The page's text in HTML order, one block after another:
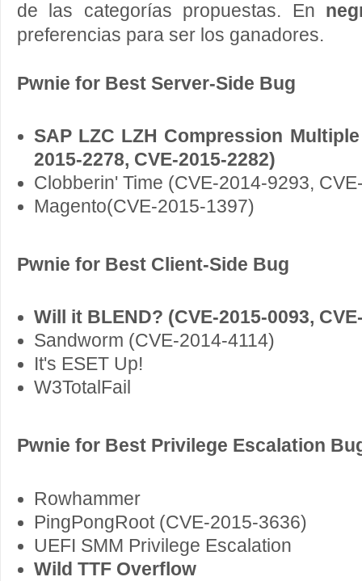
de las categorías propuestas. En
preferencias para ser los ganadores.
Pwnie for Best Server-Side Bug
SAP LZC LZH Compression
2015-2278, CVE-2015-2282)
Clobberin' Time (CVE-2014-9293,
Magento(CVE-2015-1397)
Pwnie for Best Client-Side Bug
Will it BLEND? (CVE-2015-0093,
Sandworm (CVE-2014-4114)
It's ESET Up!
W3TotalFail
Pwnie for Best Privilege Escalation
Rowhammer
PingPongRoot (CVE-2015-3636)
UEFI SMM Privilege Escalation
Wild TTF Overflow